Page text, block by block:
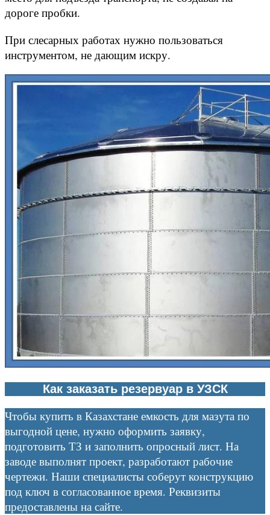
дороге пробки.
При слесарных работах нужно пользоваться
инструментом, не дающим искру.
Как заказать резервуар в УЗСК
Чтобы купить в Казахстане емкость для мазута по
выгодной цене, нужно оформить заявку,
подготовить ТЗ и заполнить опросный лист. На
заводе выполнят проект, разработают рабочие
чертежи. Наши специалисты соберут конструкцию
под ключ в согласованное время. Реквизиты
предоставлены на сайте.